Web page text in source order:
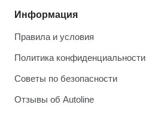
Информация
Правила и условия
Политика конфиденциальности
Советы по безопасности
Отзывы об Autoline